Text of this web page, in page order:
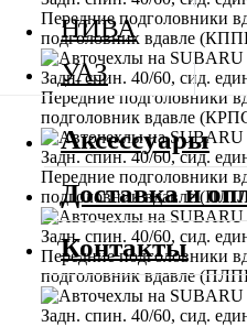
НИВА
УАЗ
Аксессуары
Доставка и
Контакты